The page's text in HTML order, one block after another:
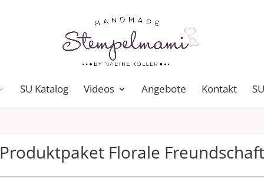
SU Katalog Videos Angebote Kontakt
Produktpaket Florale Freundschaft